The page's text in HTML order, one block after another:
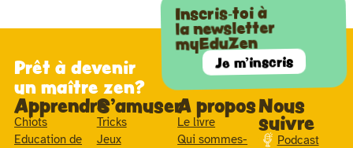
Prêt à devenir
un maître zen?
Inscris-toi à
la newsletter
myEduZen
Je m'inscris
Apprendre
Chiots
Education de
S'amuser
Tricks
Jeux
A propos
Le livre
Qui sommes-
Nous
suivre
Podcast